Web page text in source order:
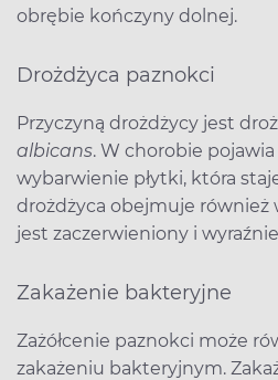
obrębie kończyny dolnej.
Drożdżyca paznokci
Przyczyną drożdżycy jest
albicans. W chorobie pojawia
wybarwienie płytki, która
drożdżyca obejmuje również
jest zaczerwieniony i
Zakażenie bakteryjne
Zażółcenie paznokci może
zakażeniu bakteryjnym.